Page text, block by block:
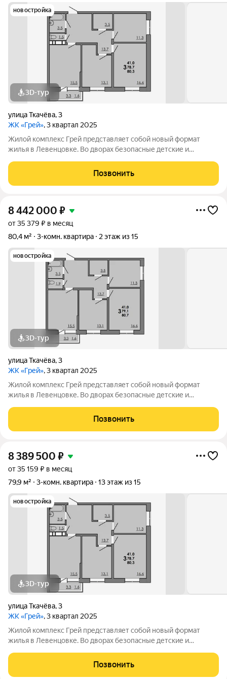
новостройка
3D-тур
улица Ткачёва,3
ЖК «Грей», 3 квартал 2025
Жилой комплекс Грей представляет собой новый формат
жилья в Левенцовке. Во дворах безопасные детские и
другое. Большая территория под гостевую парковку, теплый
подземный паркинг. На территории
Позвонить
8 442 000 ₽
от 35 379 ₽ в месяц
80,4 м²
3-комн. квартира 2 этаж из 15
новостройка
3D-тур
улица Ткачёва,3
ЖК «Грей», 3 квартал 2025
Жилой комплекс Грей представляет собой новый формат
жилья в Левенцовке. Во дворах безопасные детские и
другое. Большая территория под гостевую парковку, теплый
подземный паркинг. На территории
Позвонить
8 389 500 ₽
от 35 159 ₽ в месяц
79,9 м²
3-комн. квартира 13 этаж из 15
новостройка
3D-тур
улица Ткачёва,3
ЖК «Грей», 3 квартал 2025
Жилой комплекс Грей представляет собой новый формат
жилья в Левенцовке. Во дворах безопасные детские и
другое. Большая территория под гостевую парковку, теплый
подземный паркинг. На территории
Позвонить